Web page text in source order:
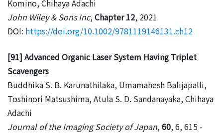
Komino, Chihaya Adachi
John Wiley & Sons Inc,Chapter 12, 2021
DOI: https://doi.org/10.1002/9781119146131.ch12
[91] Advanced Organic Laser System Having Triplet
Scavengers
Buddhika S. B. Karunathilaka, Umamahesh Balijapalli,
Toshinori Matsushima, Atula S. D. Sandanayaka, Chihaya
Adachi
Journal of the Imaging Society of Japan,60, 6, 615 -